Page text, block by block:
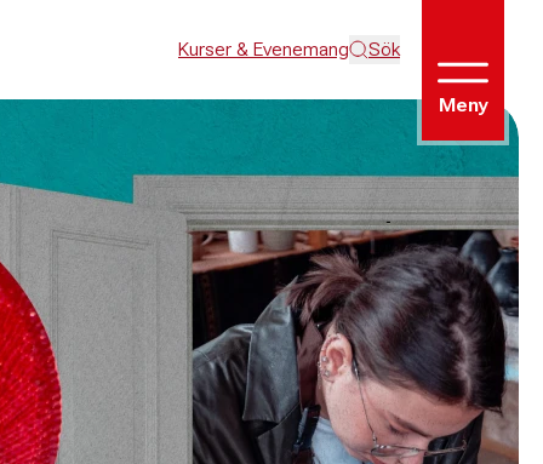
Kurser & Evenemang Sök
Meny